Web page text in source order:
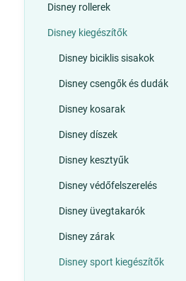
Disney rollerek
Disney kiegészítők
Disney biciklis sisakok
Disney csengők és dudák
Disney kosarak
Disney díszek
Disney kesztyűk
Disney védőfelszerelés
Disney üvegtakarók
Disney zárak
Disney sport kiegészítők